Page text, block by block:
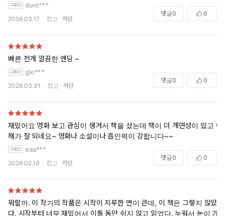
dum***
2026.03.17 신고 차단
댓글0 0
빠른 전개 깔끔한 엔딩 ~
glo***
2026.03.01 신고 차단
댓글0 0
재밌어요 영화 보고 관심이 생겨서 책을 샀는데 책이 더 개연성이 있고 이
해가 잘 되네요~ 영화나 소설이나 흡인력이 강합니다~~
eaa***
2026.02.19 신고 차단
댓글0 0
뭐랄까. 이 작가의 작품은 시작이 지루한 면이 큰데, 이 책은 그렇지 않았
다. 시작부터 너무 재밌어서 이틀 동안 쉬지 않고 읽었다. 누워서 눈이 가